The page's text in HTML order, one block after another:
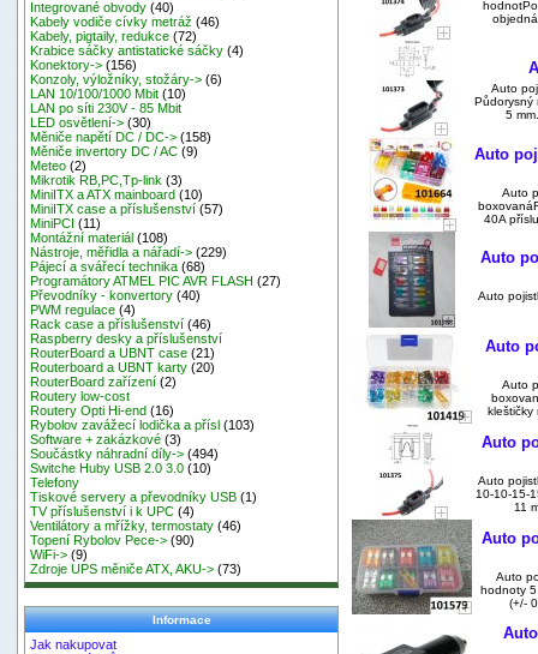
Integrované obvody (40)
Kabely vodiče cívky metráž (46)
Kabely, pigtaily, redukce (72)
Krabice sáčky antistatické sáčky (4)
Konektory-> (156)
Konzoly, výložníky, stožáry-> (6)
LAN 10/100/1000 Mbit (10)
LAN po síti 230V - 85 Mbit
LED osvětlení-> (30)
Měniče napětí DC / DC-> (158)
Měniče invertory DC / AC (9)
Meteo (2)
Mikrotik RB,PC,Tp-link (3)
MiniITX a ATX mainboard (10)
MiniITX case a příslušenství (57)
MiniPCI (11)
Montážní materiál (108)
Nástroje, měřidla a nářadí-> (229)
Pájecí a svářecí technika (68)
Programátory ATMEL PIC AVR FLASH (27)
Převodníky - konvertory (40)
PWM regulace (4)
Rack case a příslušenství (46)
Raspberry desky a příslušenství
RouterBoard a UBNT case (21)
Routerboard a UBNT karty (20)
RouterBoard zařízení (2)
Routery low-cost
Routery Opti Hi-end (16)
Rybolov zavážecí lodička a přísl (103)
Software + zakázkové (3)
Součástky náhradní díly-> (494)
Switche Huby USB 2.0 3.0 (10)
Telefony
Tiskové servery a převodníky USB (1)
TV příslušenství i k UPC (4)
Ventilátory a mřížky, termostaty (46)
Topení Rybolov Pece-> (90)
WiFi-> (9)
Zdroje UPS měniče ATX, AKU-> (73)
Informace
Jak nakupovat
Auto
Půdorysný
5
Auto
Auto
40A
Auto
Auto
Auto
Auto
kleštičky
Auto
Auto
10-10-15-
11
Auto
Auto
hodnoty 5
(+/-